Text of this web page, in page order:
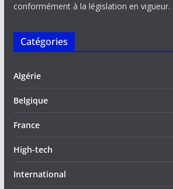
conformément à la législation en vigueur.
Catégories
Algérie
Belgique
France
High-tech
International